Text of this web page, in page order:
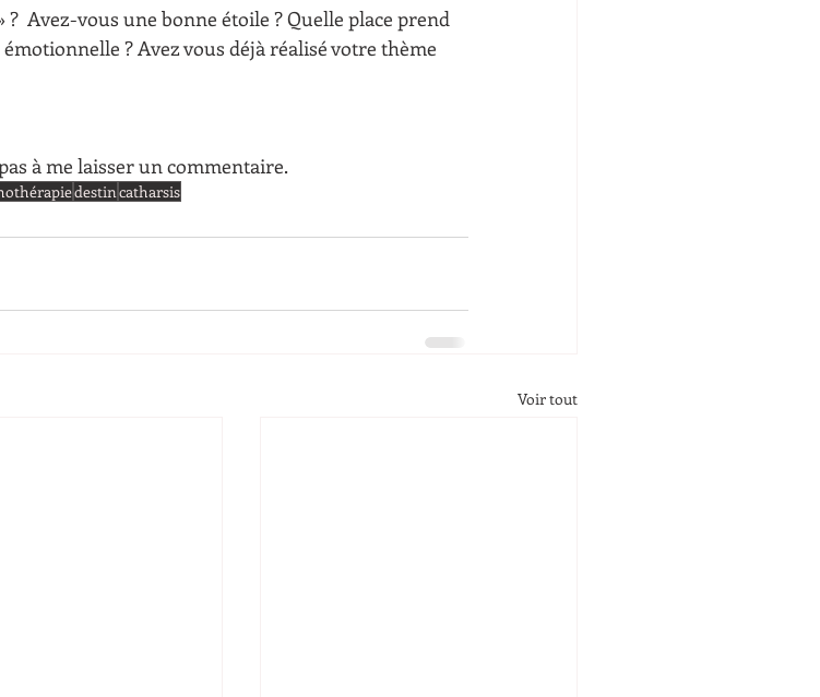
Avez-vous une bonne étoile ? Quelle place prend
? Avez vous déjà réalisé votre thème
à me laisser un commentaire.
destincatharsis
Voir tout